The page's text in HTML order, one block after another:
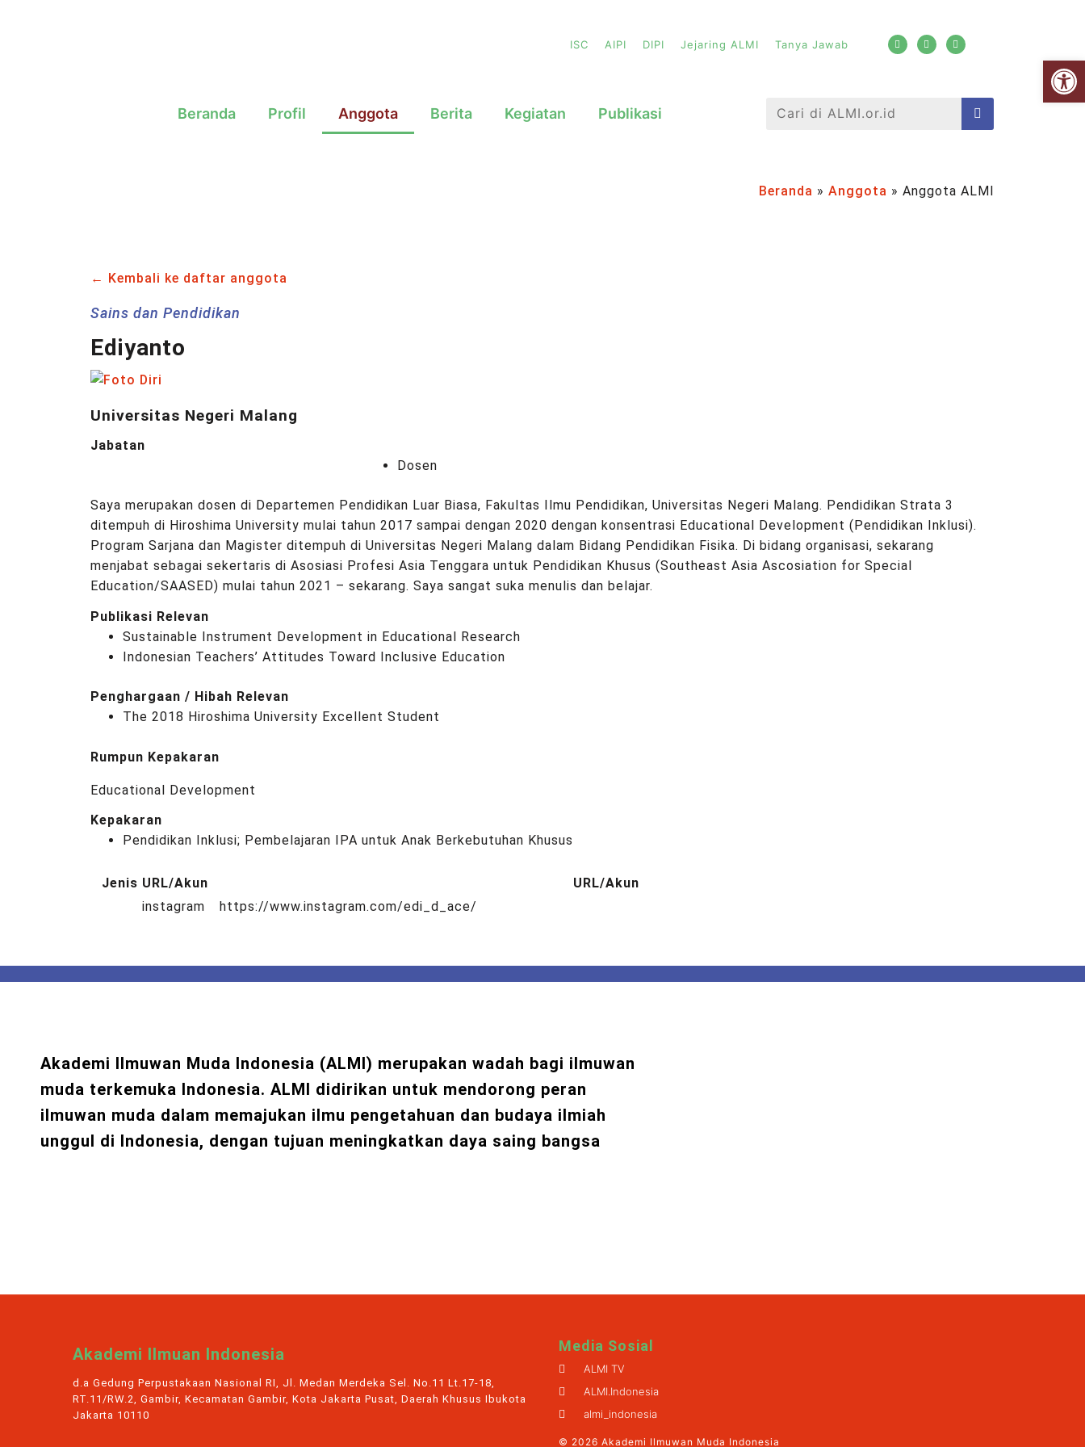
ISC AIPI DIPI Jejaring ALMI Tanya Jawab
Beranda Profil Anggota Berita Kegiatan Publikasi
Beranda » Anggota » Anggota ALMI
← Kembali ke daftar anggota
Sains dan Pendidikan
Ediyanto
Universitas Negeri Malang
Jabatan
Dosen
Saya merupakan dosen di Departemen Pendidikan Luar Biasa, Fakultas Ilmu Pendidikan, Universitas Negeri Malang. Pendidikan Strata 3
ditempuh di Hiroshima University mulai tahun 2017 sampai dengan 2020 dengan konsentrasi Educational Development (Pendidikan Inklusi).
Program Sarjana dan Magister ditempuh di Universitas Negeri Malang dalam Bidang Pendidikan Fisika. Di bidang organisasi, sekarang
menjabat sebagai sekertaris di Asosiasi Profesi Asia Tenggara untuk Pendidikan Khusus (Southeast Asia Ascosiation for Special
Education/SAASED) mulai tahun 2021 – sekarang. Saya sangat suka menulis dan belajar.
Publikasi Relevan
Sustainable Instrument Development in Educational Research
Indonesian Teachers’ Attitudes Toward Inclusive Education
Penghargaan / Hibah Relevan
The 2018 Hiroshima University Excellent Student
Rumpun Kepakaran
Educational Development
Kepakaran
Pendidikan Inklusi; Pembelajaran IPA untuk Anak Berkebutuhan Khusus
Jenis URL/Akun
URL/Akun
instagram
https://www.instagram.com/edi_d_ace/
Akademi Ilmuwan Muda Indonesia (ALMI) merupakan wadah bagi ilmuwan
muda terkemuka Indonesia. ALMI didirikan untuk mendorong peran
ilmuwan muda dalam memajukan ilmu pengetahuan dan budaya ilmiah
unggul di Indonesia, dengan tujuan meningkatkan daya saing bangsa
Akademi Ilmuan Indonesia
d.a Gedung Perpustakaan Nasional RI, Jl. Medan Merdeka Sel. No.11 Lt.17-18,
RT.11/RW.2, Gambir, Kecamatan Gambir, Kota Jakarta Pusat, Daerah Khusus Ibukota
Jakarta 10110
Media Sosial
ALMI TV
ALMI.Indonesia
almi_indonesia
© 2026 Akademi Ilmuwan Muda Indonesia